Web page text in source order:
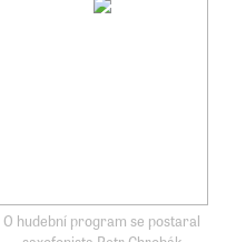
O hudební program se postaral